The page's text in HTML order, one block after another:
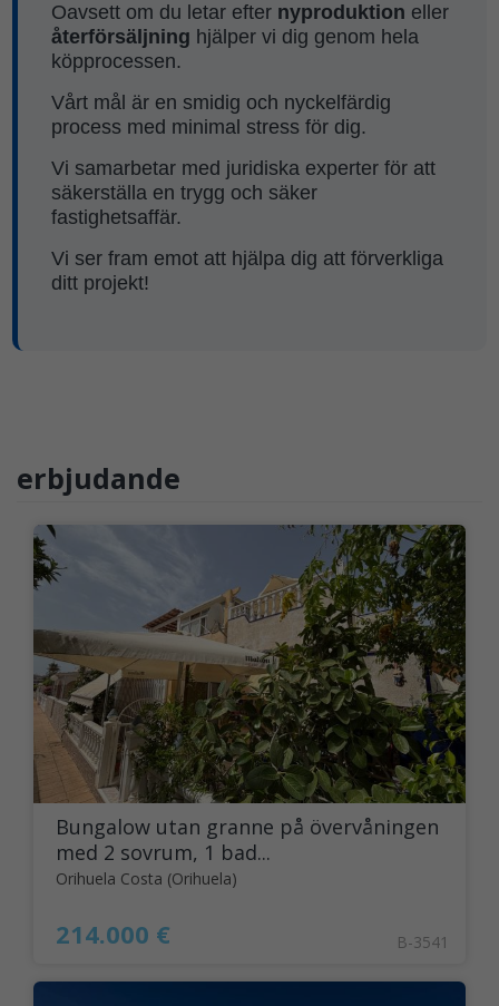
Oavsett om du letar efter nyproduktion eller
återförsäljning hjälper vi dig genom hela
köpprocessen.
Vårt mål är en smidig och nyckelfärdig
process med minimal stress för dig.
Vi samarbetar med juridiska experter för att
säkerställa en trygg och säker
fastighetsaffär.
Vi ser fram emot att hjälpa dig att förverkliga
ditt projekt!
erbjudande
Bungalow utan granne på övervåningen
med 2 sovrum, 1 bad...
Orihuela Costa (Orihuela)
214.000 € B-3541